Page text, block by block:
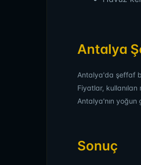
Antalya
Antalya'da şeffaf
Fiyatlar,
Antalya'nın yoğun
Sonuç